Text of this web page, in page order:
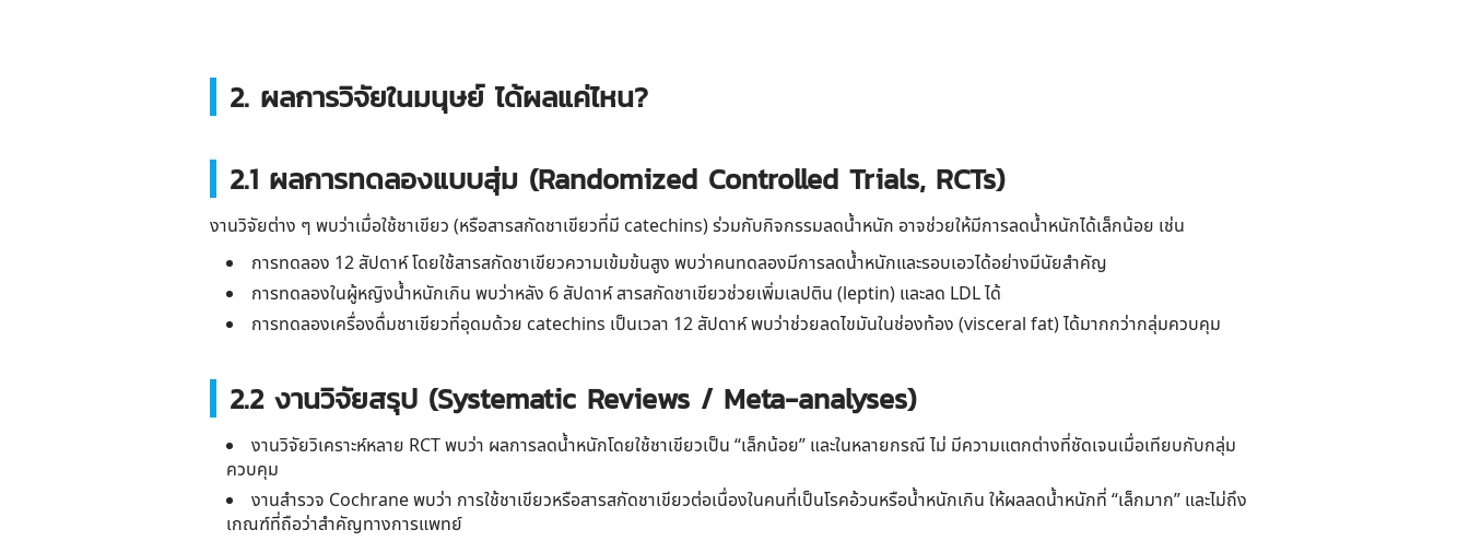
2. ผลการวิจัยในมนุษย์ ได้ผลแค่ไหน?
2.1 ผลการทดลองแบบสุ่ม (Randomized Controlled Trials, RCTs)
งานวิจัยต่าง ๆ พบว่าเมื่อใช้ชาเขียว (หรือสารสกัดชาเขียวที่มี catechins) ร่วมกับกิจกรรมลดน้ำหนัก อาจช่วยให้มีการลดน้ำหนักได้เล็กน้อย เช่น
การทดลอง 12 สัปดาห์ โดยใช้สารสกัดชาเขียวความเข้มข้นสูง พบว่าคนทดลองมีการลดน้ำหนักและรอบเอวได้อย่างมีนัยสำคัญ
การทดลองในผู้หญิงน้ำหนักเกิน พบว่าหลัง 6 สัปดาห์ สารสกัดชาเขียวช่วยเพิ่มเลปติน (leptin) และลด LDL ได้
การทดลองเครื่องดื่มชาเขียวที่อุดมด้วย catechins เป็นเวลา 12 สัปดาห์ พบว่าช่วยลดไขมันในช่องท้อง (visceral fat) ได้มากกว่ากลุ่มควบคุม
2.2 งานวิจัยสรุป (Systematic Reviews / Meta-analyses)
งานวิจัยวิเคราะห์หลาย RCT พบว่า ผลการลดน้ำหนักโดยใช้ชาเขียวเป็น “เล็กน้อย” และในหลายกรณี ไม่ มีความแตกต่างที่ชัดเจนเมื่อเทียบกับกลุ่ม
ควบคุม
งานสำรวจ Cochrane พบว่า การใช้ชาเขียวหรือสารสกัดชาเขียวต่อเนื่องในคนที่เป็นโรคอ้วนหรือน้ำหนักเกิน ให้ผลลดน้ำหนักที่ “เล็กมาก” และไม่ถึง
เกณฑ์ที่ถือว่าสำคัญทางการแพทย์